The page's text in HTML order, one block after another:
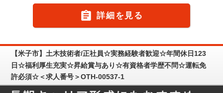
 詳細を見る
【米子市】土木技術者/正社員☆実務経験者歓迎☆年間休日123
日☆福利厚生充実☆昇給賞与あり☆有資格者学歴不問☆運転免
許必須☆＜求人番号＞OTH-00537-1